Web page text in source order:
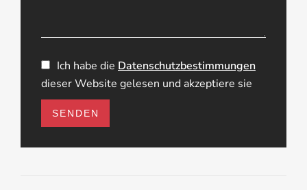
Ich habe die Datenschutzbestimmungen
dieser Website gelesen und akzeptiere sie
SENDEN